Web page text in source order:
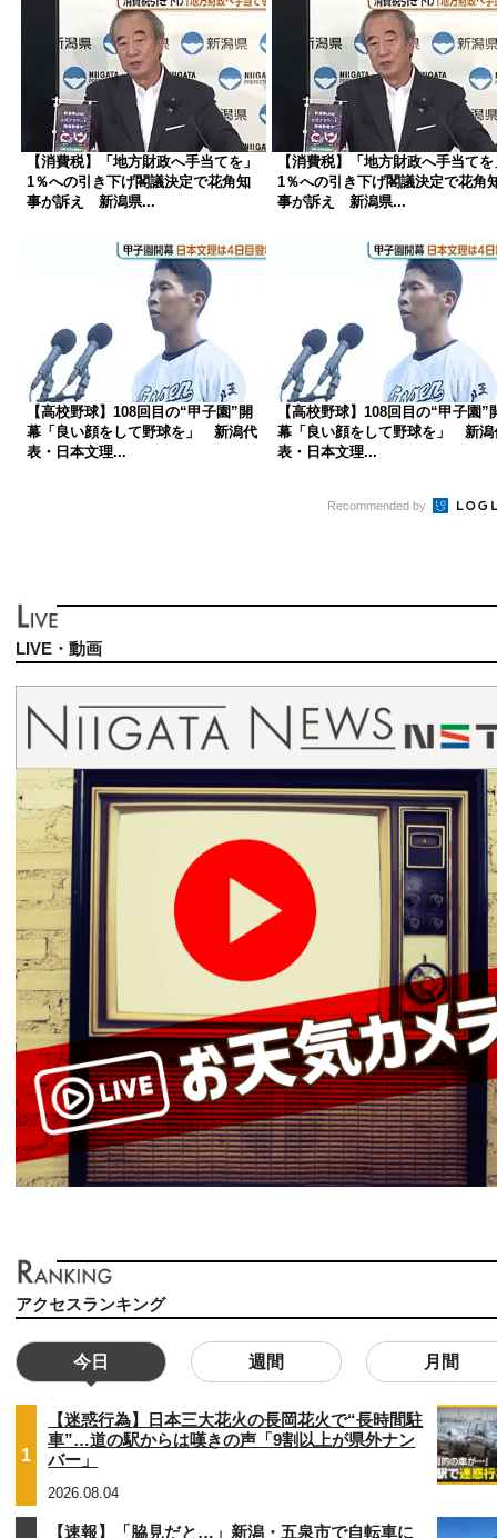
【消費税】「地方財政へ手当てを」
1％への引き下げ閣議決定で花角知
事が訴え 新潟県...
【消費税】「地方財政へ手当てを
1％への引き下げ閣議決定で花角
事が訴え 新潟県...
【高校野球】108回目の“甲子園”開
幕「良い顔をして野球を」 新潟代
表・日本文理...
【高校野球】108回目の“甲子園”
幕「良い顔をして野球を」 新潟
表・日本文理...
Recommended by
LIVE・動画
アクセスランキング
今日 週間 月間
1
【迷惑行為】日本三大花火の長岡花火で“長時間駐
車”…道の駅からは嘆きの声「9割以上が県外ナン
バー」
2026.08.04
【速報】「脇見だと…」新潟・五泉市で自転車に